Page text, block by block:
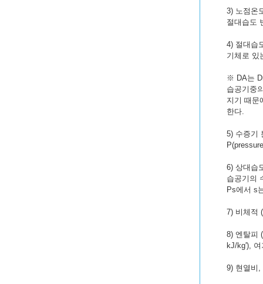
3) 노점온
절대습도
4) 절대습
기체로 있
※ DA는
습공기중
지기 때문
한다.
5) 수증기
6) 상대습
습공기의
Ps에서 s
7) 비체적
8) 엔탈피
kJ/kg'),
9) 현열비,